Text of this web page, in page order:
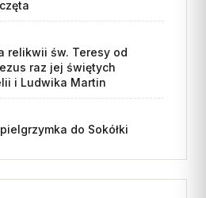
relikwii św. Teresy od
raz jej świętych
i Ludwika Martin
do Sokółki